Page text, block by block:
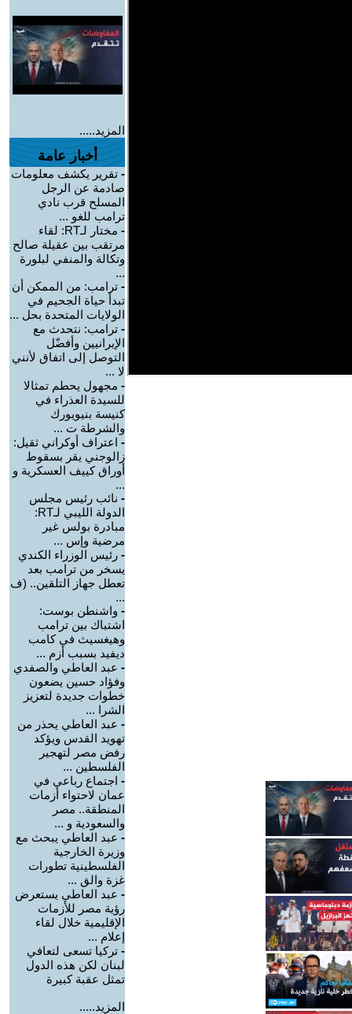
المزيد.....
أخبار عامة
- تقرير يكشف معلومات
صادمة عن الرجل
المسلح قرب نادي
ترامب للغو ...
-
مختار لـRT: لقاء
مرتقب بين عقيلة صالح
وتكالة والمنفي لبلورة
...
- ترامب: من الممكن أن
تبدأ حياة الجحيم في
الولايات المتحدة بحل ...
- ترامب: نتحدث مع
الإيرانيين وأفضّل
التوصل إلى اتفاق لأنني
لا ...
- مجهول يحطم تمثالا
للسيدة العذراء في
كنيسة بنيويورك
والشرطة ت ...
- اعتراف أوكراني ثقيل:
زالوجني يقر بسقوط
أوراق كييف العسكرية و
...
- نائب رئيس مجلس
الدولة الليبي لـRT:
مبادرة بولس غير
مرضية وإس ...
- رئيس الوزراء الكندي
يسخر من ترامب بعد
تعطل جهاز التلقين.. (ف
...
- واشنطن بوست:
اشتباك بين ترامب
وهيغسيث في كامب
ديفيد بسبب أزم ...
- عبد العاطي والصفدي
وفؤاد حسين يضعون
خطوات جديدة لتعزيز
الشرا ...
- عبد العاطي يحذر من
تهويد القدس ويؤكد
رفض مصر لتهجير
الفلسطين ...
- اجتماع رباعي في
عمان لاحتواء أزمات
المنطقة.. مصر
والسعودية و ...
- عبد العاطي يبحث مع
وزيرة الخارجية
الفلسطينية تطورات
غزة والق ...
- عبد العاطي يستعرض
رؤية مصر للأزمات
الإقليمية خلال لقاء
إعلام ...
- تركيا تسعى لتعافي
لبنان لكن هذه الدول
تمثل عقبة كبيرة
المزيد.....